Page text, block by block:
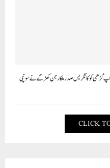
پر عمران پرتاپ گڑھی کو کانگریس صدر ملکارجن کھڑگے نے سونپی
CLICK